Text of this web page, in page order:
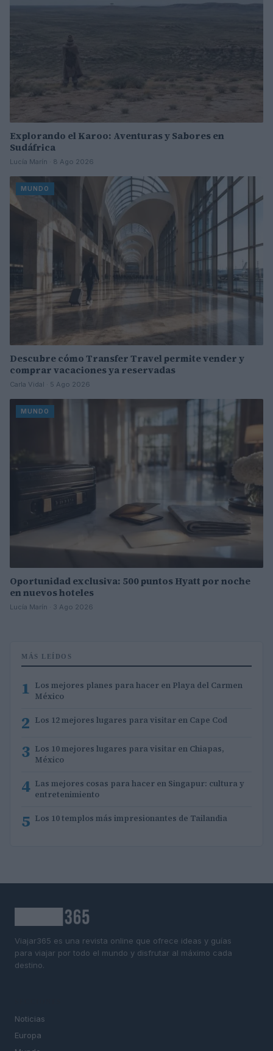
Explorando el Karoo: Aventuras y Sabores en
Sudáfrica
Lucía Marín · 8 Ago 2026
MUNDO
Descubre cómo Transfer Travel permite vender y
comprar vacaciones ya reservadas
Carla Vidal · 5 Ago 2026
MUNDO
Oportunidad exclusiva: 500 puntos Hyatt por noche
en nuevos hoteles
Lucía Marín · 3 Ago 2026
MÁS LEÍDOS
1 Los mejores planes para hacer en Playa del Carmen
México
2 Los 12 mejores lugares para visitar en Cape Cod
3 Los 10 mejores lugares para visitar en Chiapas,
México
4 Las mejores cosas para hacer en Singapur: cultura y
entretenimiento
5 Los 10 templos más impresionantes de Tailandia
Viajar365 es una revista online que ofrece ideas y guías
para viajar por todo el mundo y disfrutar al máximo cada
destino.
Noticias
Europa